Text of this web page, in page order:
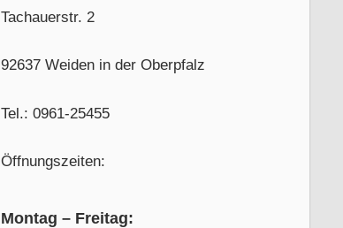
Tachauerstr. 2
92637 Weiden in der Oberpfalz
Tel.: 0961-25455
Öffnungszeiten:
Montag – Freitag: